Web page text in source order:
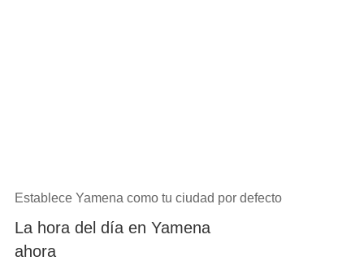
Establece Yamena como tu ciudad por defecto
La hora del día en Yamena
ahora